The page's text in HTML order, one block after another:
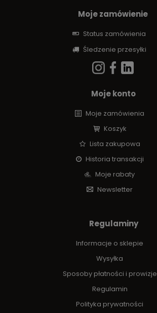
Moje zamówienie
Status zamówienia
Śledzenie przesyłki
Moje konto
Moje zamówienia
Koszyk
Lista zakupowa
Historia transakcji
Moje rabaty
Newsletter
Regulaminy
Informacje o sklepie
Wysyłka
Sposoby płatności i prowizje
Regulamin
Polityka prywatności